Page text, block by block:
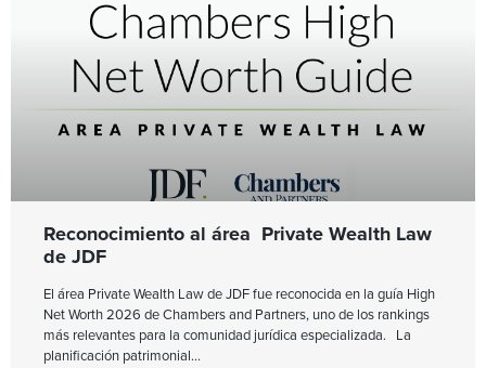
Reconocimiento al área Private Wealth Law
de JDF
El área Private Wealth Law de JDF fue reconocida en la guía High
Net Worth 2026 de Chambers and Partners, uno de los rankings
más relevantes para la comunidad jurídica especializada. La
planificación patrimonial